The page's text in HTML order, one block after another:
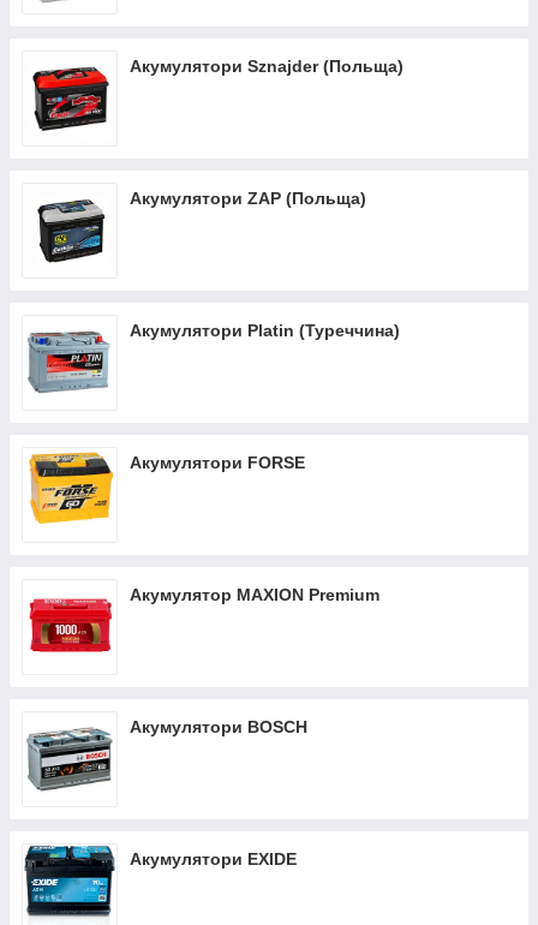
Акумулятори Sznajder (Польща)
Акумулятори ZAP (Польща)
Акумулятори Platin (Туреччина)
Акумулятори FORSE
Акумулятор MAXION Premium
Акумулятори BOSCH
Акумулятори EXIDE